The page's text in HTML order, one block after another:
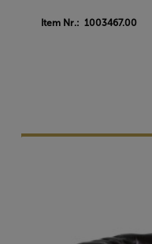
Item Nr.: 1003467.00